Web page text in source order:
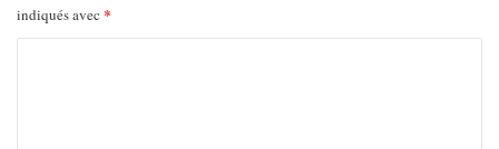
indiqués avec *